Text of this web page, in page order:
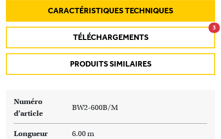
CARACTÉRISTIQUES TECHNIQUES
TÉLÉCHARGEMENTS
3
PRODUITS SIMILAIRES
Numéro
d’article
BW2-600B/M
Longueur 6.00 m